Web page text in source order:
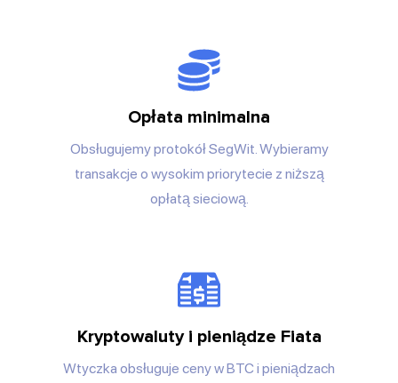
Opłata minimalna
Obsługujemy protokół SegWit. Wybieramy
transakcje o wysokim priorytecie z niższą
opłatą sieciową.
Kryptowaluty i pieniądze Fiata
Wtyczka obsługuje ceny w BTC i pieniądzach